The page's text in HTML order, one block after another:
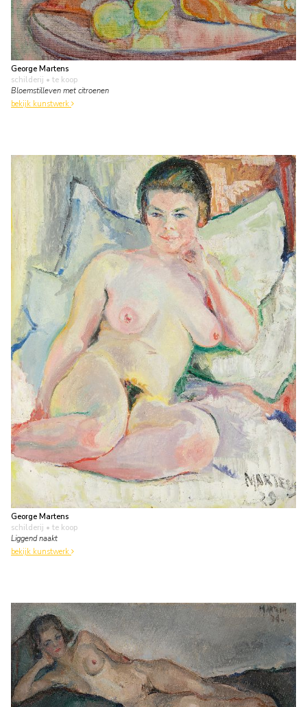
George Martens
schilderij • te koop
Bloemstilleven met citroenen
bekijk kunstwerk
George Martens
schilderij • te koop
Liggend naakt
bekijk kunstwerk